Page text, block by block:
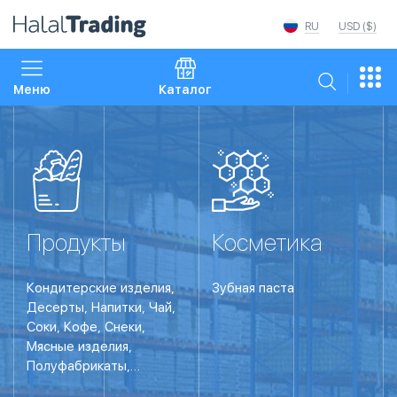
USD ($)
RU
Меню Каталог
Продукты
Кондитерские изделия,
Десерты, Напитки, Чай,
Соки, Кофе, Снеки,
Мясные изделия,
Полуфабрикаты,
Полуфабрикаты,
Косметика
Зубная паста